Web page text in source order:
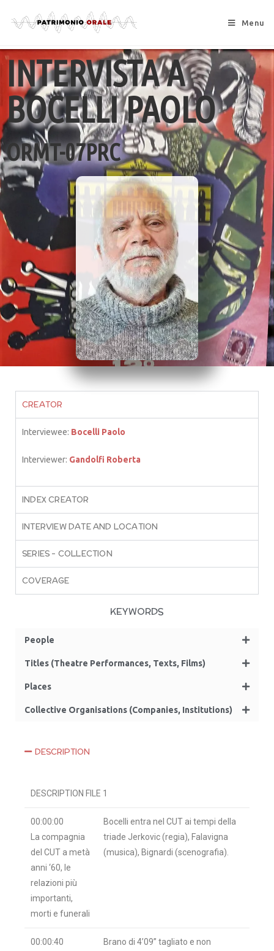
Menu
INTERVISTA A
BOCELLI PAOLO
ORMT-07PRC
CREATOR
Interviewee: Bocelli Paolo
Interviewer: Gandolfi Roberta
INDEX CREATOR
INTERVIEW DATE AND LOCATION
SERIES – COLLECTION
COVERAGE
KEYWORDS
People
Titles (Theatre Performances, Texts, Films)
Places
Collective Organisations (Companies, Institutions)
DESCRIPTION
DESCRIPTION FILE 1
00:00:00
La compagnia
del CUT a metà
anni ‘60, le
relazioni più
importanti,
morti e funerali
Bocelli entra nel CUT ai tempi della
triade Jerkovic (regia), Falavigna
(musica), Bignardi (scenografia).
00:00:40
Brano di 4’09’’ tagliato e non